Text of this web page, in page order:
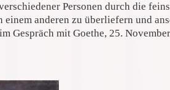
Personen durch die
einem anderen zu überliefern und
Gespräch mit Goethe, 25.